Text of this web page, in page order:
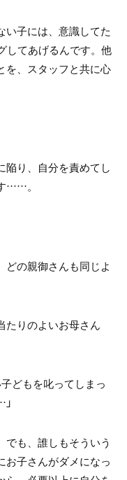
い子には、意識してた
してあげるんです。他
を、スタッフと共に心
陥り、自分を責めてし
……。
どの親御さんも同じよ
たりのよいお母さん
どもを叱ってしまっ
でも、誰しもそういう
お子さんがダメになっ